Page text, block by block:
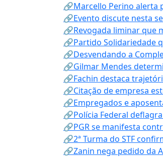
🔗Marcello Perino alerta
🔗Evento discute nesta
🔗Revogada liminar que
🔗Partido Solidariedade
🔗Desvendando a
🔗Gilmar Mendes
🔗Fachin destaca
🔗Citação de empresa
🔗Empregados e
🔗Polícia Federal
🔗PGR se manifesta
🔗2ª Turma do STF
🔗Zanin nega pedido da